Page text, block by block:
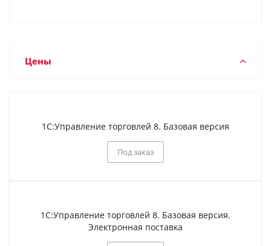
Цены
1С:Управление торговлей 8. Базовая версия
Под заказ
1С:Управление торговлей 8. Базовая версия.
Электронная поставка